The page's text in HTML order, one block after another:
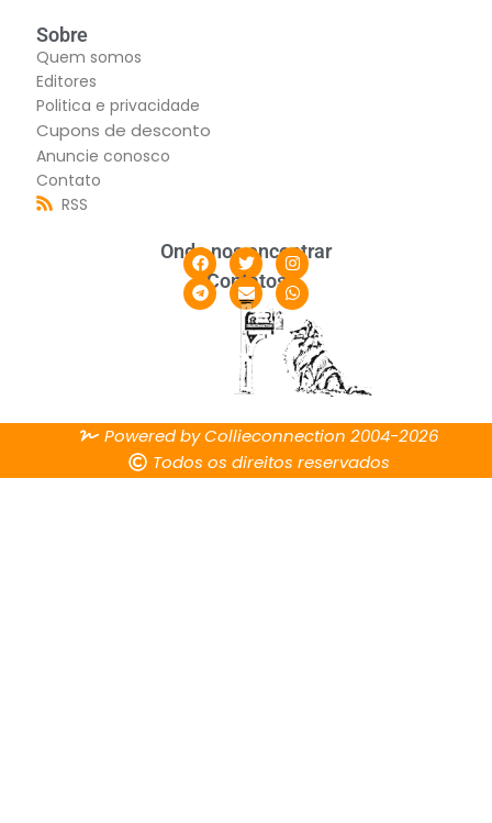
Sobre
Quem somos
Editores
Politica e privacidade
Cupons de desconto
Anuncie conosco
Contato
RSS
Onde nos encontrar
Contatos
Powered by Collieconnection 2004-2026
Todos os direitos reservados